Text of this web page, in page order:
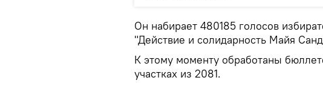
Он набирает 480185 голосов
"Действие и солидарность Майя
К этому моменту обработаны
участках из 2081.